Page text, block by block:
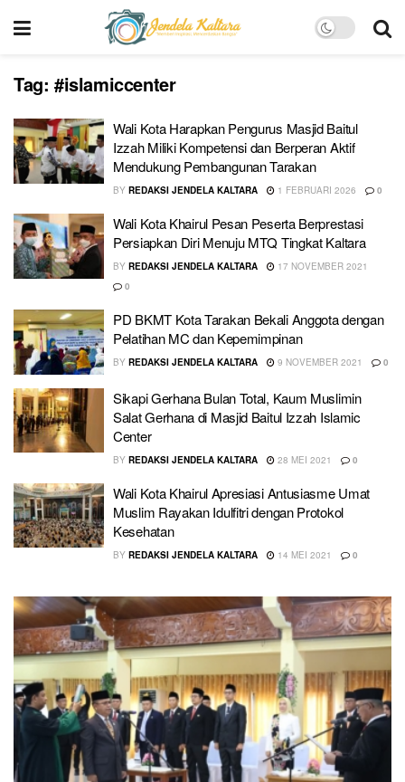
Tag: #islamiccenter
Wali Kota Harapkan Pengurus Masjid Baitul
Izzah Miliki Kompetensi dan Berperan Aktif
Mendukung Pembangunan Tarakan
BY REDAKSI JENDELA KALTARA 1 FEBRUARI 2026 0
Wali Kota Khairul Pesan Peserta Berprestasi
Persiapkan Diri Menuju MTQ Tingkat Kaltara
BY REDAKSI JENDELA KALTARA
17 NOVEMBER 2021
0
PD BKMT Kota Tarakan Bekali Anggota dengan
Pelatihan MC dan Kepemimpinan
BY REDAKSI JENDELA KALTARA 9 NOVEMBER 2021 0
Sikapi Gerhana Bulan Total, Kaum Muslimin
Salat Gerhana di Masjid Baitul Izzah Islamic
Center
BY REDAKSI JENDELA KALTARA 28 MEI 2021 0
Wali Kota Khairul Apresiasi Antusiasme Umat
Muslim Rayakan Idulfitri dengan Protokol
Kesehatan
BY REDAKSI JENDELA KALTARA 14 MEI 2021 0